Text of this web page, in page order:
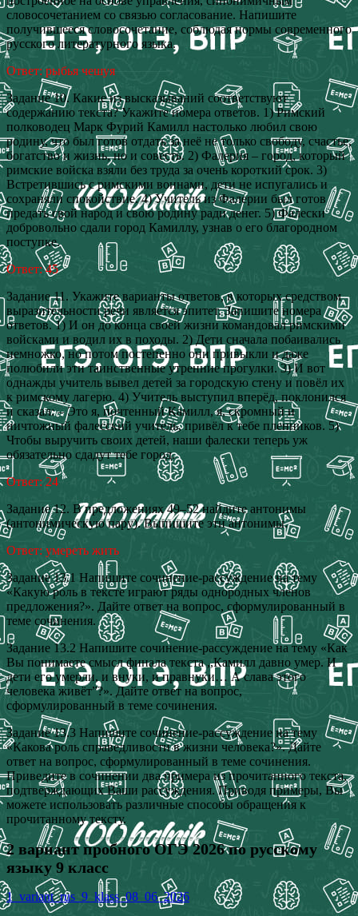
словосочетанием со связью согласование. Напишите
получившееся словосочетание, соблюдая нормы современного
русского литературного языка.
Ответ: рыбья чешуя
Задание 10. Какие из высказываний соответствуют
содержанию текста? Укажите номера ответов. 1) Римский
полководец Марк Фурий Камилл настолько любил свою
родину, что был готов отдать за неё не только свободу, счастье,
богатство и жизнь, но и совесть. 2) Фалерия – город, который
римские войска взяли без труда за очень короткий срок. 3)
Встретившись с римскими воинами, дети не испугались и
сохраняли спокойствие. 4) Учитель из Фалерии был готов
предать свой народ и свою родину ради денег. 5) Фалески
добровольно сдали город Камиллу, узнав о его благородном
поступке.
Ответ: 45
Задание 11. Укажите варианты ответов, в которых средством
выразительности речи является эпитет. Запишите номера
ответов. 1) И он до конца своей жизни командовал римскими
войсками и водил их в походы. 2) Дети сначала побаивались
немножко, но потом постепенно они привыкли и даже
полюбили эти таинственные утренние прогулки. 3) И вот
однажды учитель вывел детей за городскую стену и повёл их
к римскому лагерю. 4) Учитель выступил вперёд, поклонился
и сказал: – Это я, почтенный Камилл, я, скромный и
ничтожный фалесский учитель, привёл к тебе пленников. 5)
Чтобы выручить своих детей, наши фалески теперь уж
обязательно сдадут тебе город.
Ответ: 24
Задание 12. В предложениях 49‒52 найдите антонимы
(антонимическую пару). Выпишите эти антонимы.
Ответ: умереть жить
Задание 13.1 Напишите сочинение-рассуждение на тему
«Какую роль в тексте играют ряды однородных членов
предложения?». Дайте ответ на вопрос, сформулированный в
теме сочинения.
Задание 13.2 Напишите сочинение-рассуждение на тему «Как
Вы понимаете смысл финала текста ,,Камилл давно умер. И
дети его умерли, и внуки, и правнуки… А слава этого
человека живёт”?». Дайте ответ на вопрос,
сформулированный в теме сочинения.
Задание 13.3 Напишите сочинение-рассуждение на тему
«Какова роль справедливости в жизни человека?». Дайте
ответ на вопрос, сформулированный в теме сочинения.
Приведите в сочинении два примера из прочитанного текста,
подтверждающих Ваши рассуждения. Приводя примеры, Вы
можете использовать различные способы обращения к
прочитанному тексту.
2 вариант пробного ОГЭ 2026 по русскому
языку 9 класс
1_variant_rus_9_klass_08_06_2026